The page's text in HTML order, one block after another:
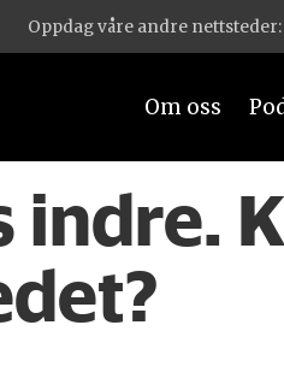
Oppdag våre andre nettsteder:
Om oss
indre.